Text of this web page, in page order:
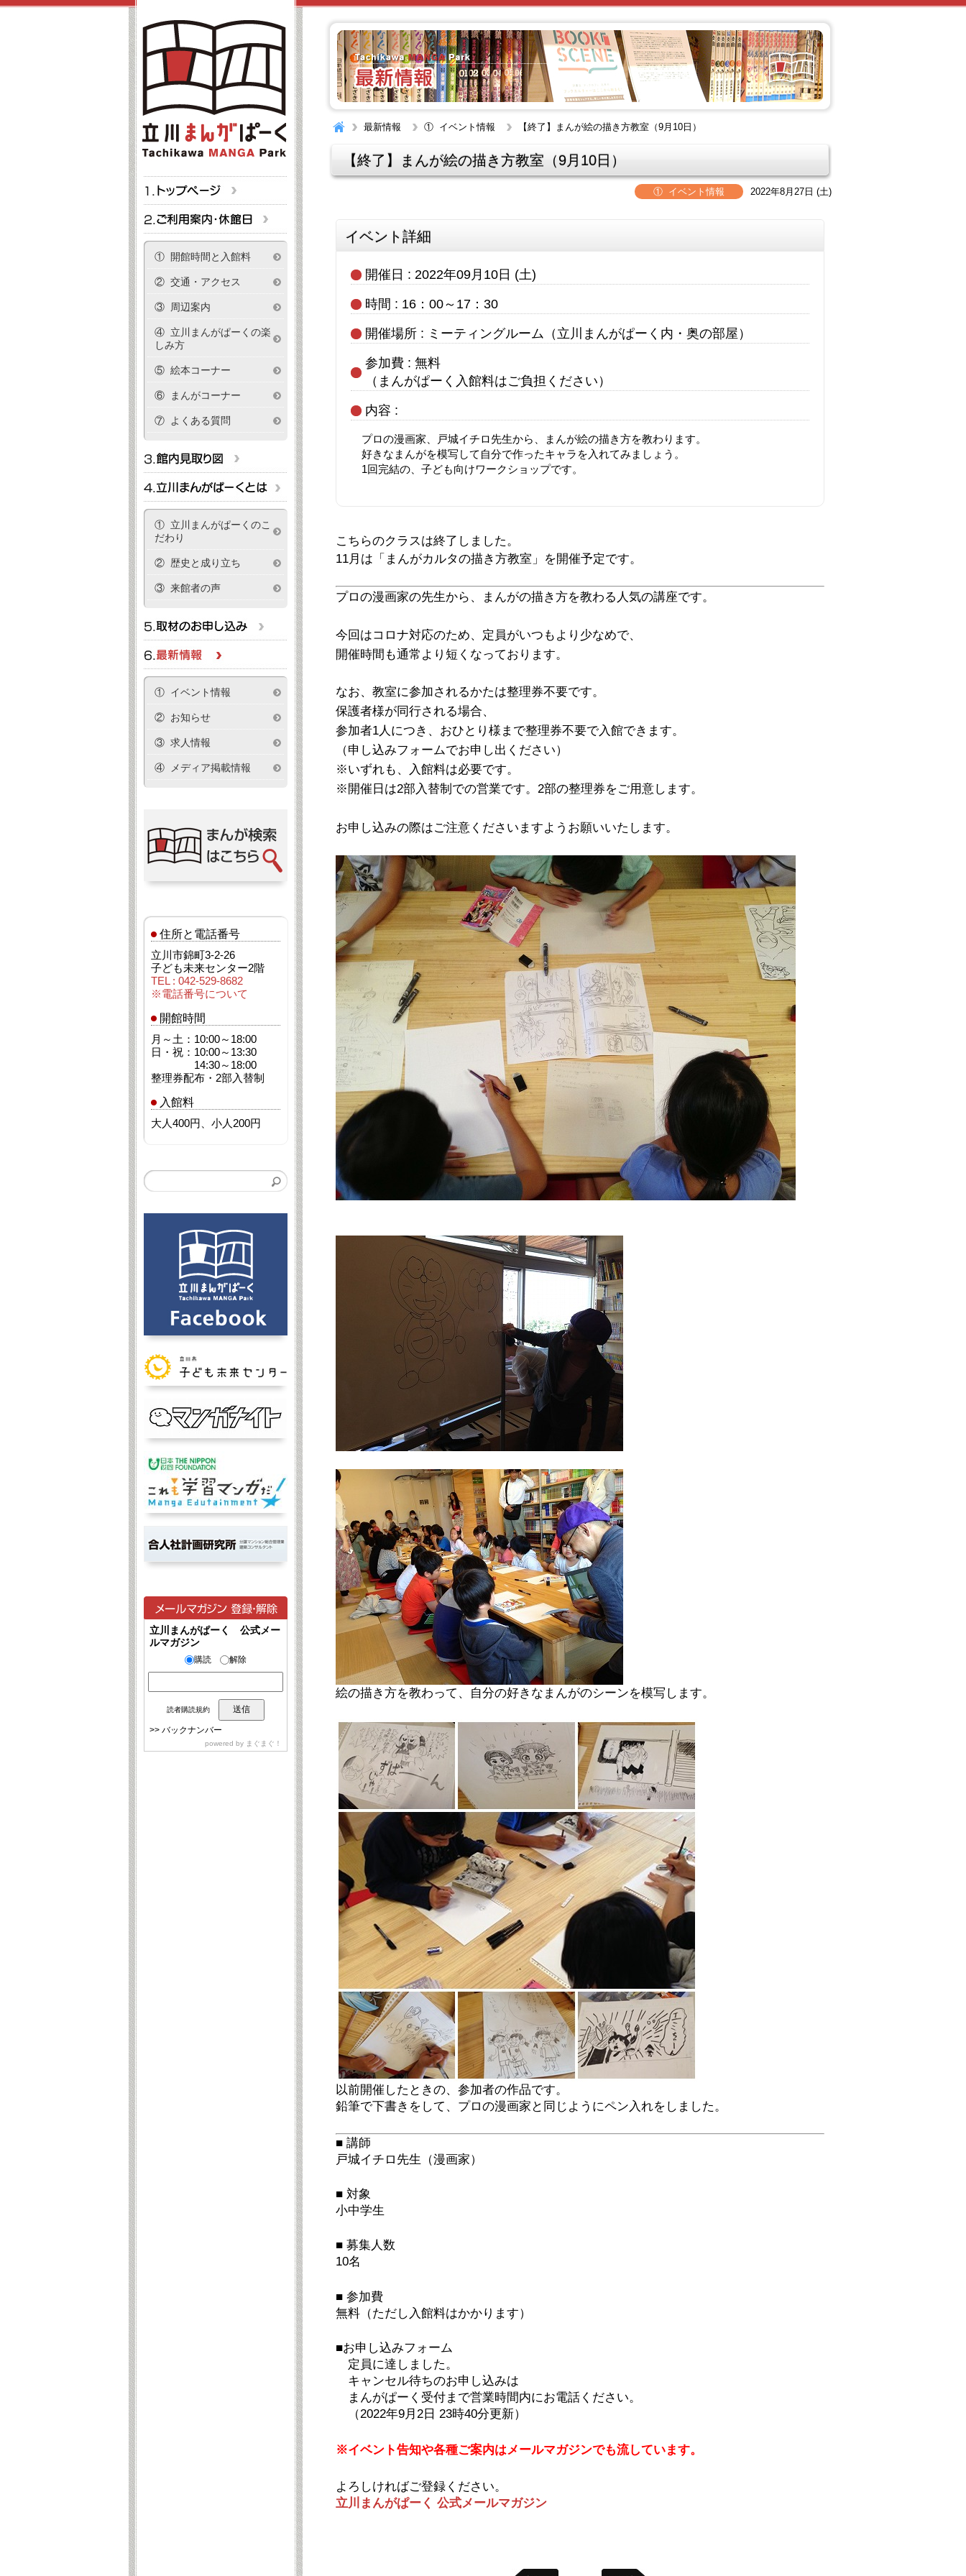
最新情報 ① イベント情報 【終了】まんが絵の描き方教室（9月10日）
【終了】まんが絵の描き方教室（9月10日）
2022年8月27日 (土)
① イベント情報
イベント詳細
開催日 : 2022年09月10日 (土)
時間 : 16：00～17：30
開催場所 : ミーティングルーム（立川まんがぱーく内・奥の部屋）
参加費 : 無料
（まんがぱーく入館料はご負担ください）
内容 :
プロの漫画家、戸城イチロ先生から、まんが絵の描き方を教わります。
好きなまんがを模写して自分で作ったキャラを入れてみましょう。
1回完結の、子ども向けワークショップです。
こちらのクラスは終了しました。
11月は「まんがカルタの描き方教室」を開催予定です。
プロの漫画家の先生から、まんがの描き方を教わる 人気の講座です。
今回はコロナ対応のため、定員がいつもより少なめで、
開催時間も通常より短くなっております。
なお、教室に参加されるかたは整理券不要です。
保護者様が同行される場合、
参加者1人につき、おひとり様まで整理券不要で入館できます。
（申し込みフォームでお申し出ください）
※いずれも、入館料は必要です。
※開催日は2部入替制での営業です。2部の整理券をご用意します。
お申し込みの際はご注意くださいますようお願いいたします。
絵の描き方を教わって、自分の好きなまんがのシーンを模写します。
以前開催したときの、参加者の作品です。
鉛筆で下書きをして、プロの漫画家と同じようにペン入れをしました。
■ 講師
戸城イチロ先生（漫画家）
■ 対象
小中学生
■ 募集人数
10名
■ 参加費
無料（ただし入館料はかかります）
■お申し込みフォーム
定員に達しました。
キャンセル待ちのお申し込みは
まんがぱーく受付まで営業時間内にお電話ください。
（2022年9月2日 23時40分更新）
※イベント告知や各種ご案内はメールマガジンでも流しています。
よろしければご登録ください。
立川まんがぱーく 公式メールマガジン
① 開館時間と入館料
② 交通・アクセス
③ 周辺案内
④ 立川まんがぱーくの楽
しみ方
⑤ 絵本コーナー
⑥ まんがコーナー
⑦ よくある質問
① 立川まんがぱーくのこ
だわり
② 歴史と成り立ち
③ 来館者の声
① イベント情報
② お知らせ
③ 求人情報
④ メディア掲載情報
住所と電話番号
立川市錦町3-2-26
子ども未来センター2階
TEL : 042-529-8682
※電話番号について
開館時間
月～土：10:00～18:00
日・祝：10:00～13:30
14:30～18:00
整理券配布・2部入替制
入館料
大人400円、小人200円
立川まんがぱーく 公式メー
ルマガジン
購読 解除
読者購読規約
>> バックナンバー
powered by まぐまぐ！